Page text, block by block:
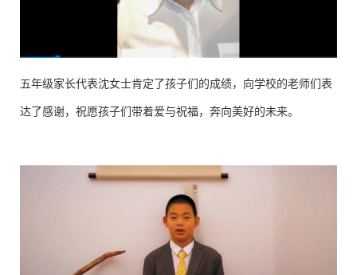
五年级家长代表沈女士肯定了孩子们的成绩，向学校的老师们表
达了感谢，祝愿孩子们带着爱与祝福，奔向美好的未来。